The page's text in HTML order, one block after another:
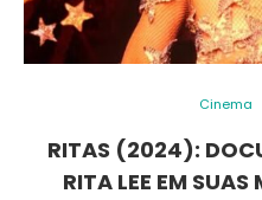
Cinema
RITAS (2024):
RITA LEE EM